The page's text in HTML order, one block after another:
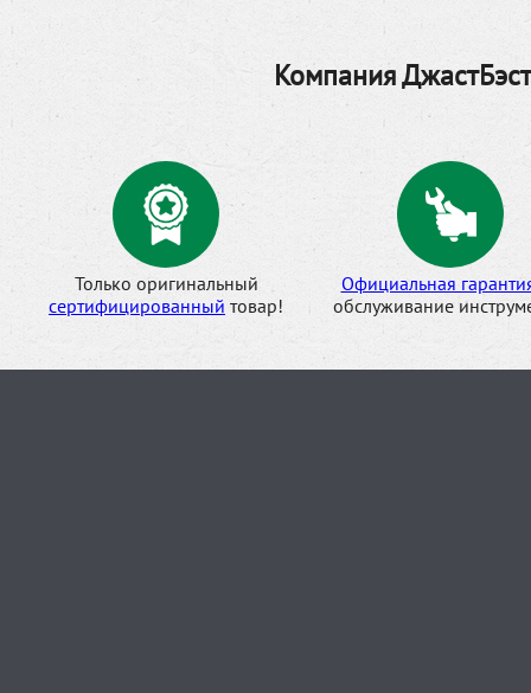
Компания
Только оригинальный
сертифицированный товар!
Официальная
обслуживание